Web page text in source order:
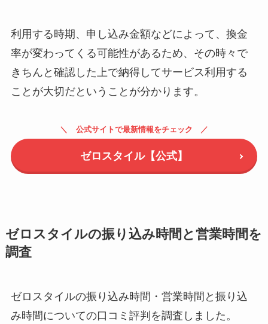
利用する時期、申し込み金額などによって、換金
率が変わってくる可能性があるため、その時々で
きちんと確認した上で納得してサービス利用する
ことが大切だということが分かります。
公式サイトで最新情報をチェック
ゼロスタイル【公式】
ゼロスタイルの振り込み時間と営業時間を
調査
ゼロスタイルの振り込み時間・営業時間と振り込
み時間についての口コミ評判を調査しました。